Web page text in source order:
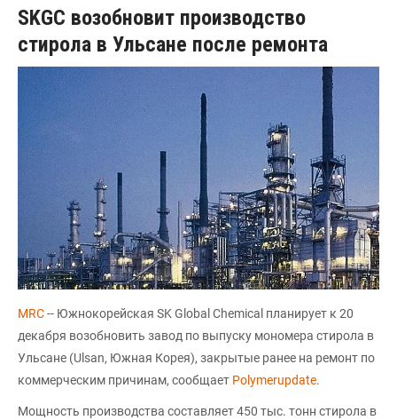
SKGC возобновит производство
стирола в Ульсане после ремонта
МRC-- Южнокорейская SK Global Chemical планирует к 20
декабря возобновить завод по выпуску мономера стирола в
Ульсане (Ulsan, Южная Корея), закрытые ранее на ремонт по
коммерческим причинам, сообщает Polymerupdate.
Мощность производства составляет 450 тыс. тонн стирола в